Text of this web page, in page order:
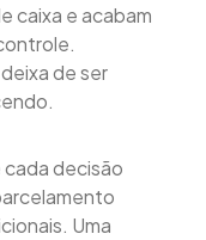
caixa e acabam
de ser
decisão
Uma